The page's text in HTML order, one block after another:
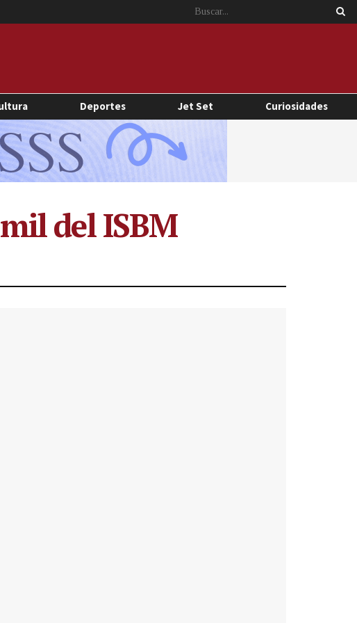
Deportes Jet Set Curiosidades
del ISBM